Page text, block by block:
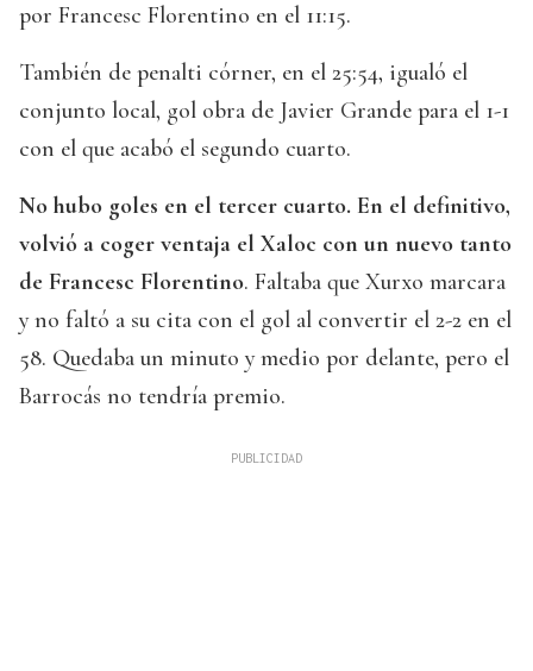
por Francesc Florentino en el 11:15.
También de penalti córner, en el 25:54, igualó el
conjunto local, gol obra de Javier Grande para el 1-1
con el que acabó el segundo cuarto.
No hubo goles en el tercer cuarto. En el definitivo,
volvió a coger ventaja el Xaloc con un nuevo tanto
de Francesc Florentino. Faltaba que Xurxo marcara
y no faltó a su cita con el gol al convertir el 2-2 en el
58. Quedaba un minuto y medio por delante, pero el
Barrocás no tendría premio.